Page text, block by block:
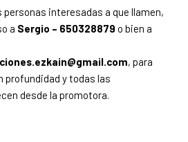
interesadas a que llamen,
a Sergio – 650328879 o bien a
, para
profundidad y todas las
desde la promotora.